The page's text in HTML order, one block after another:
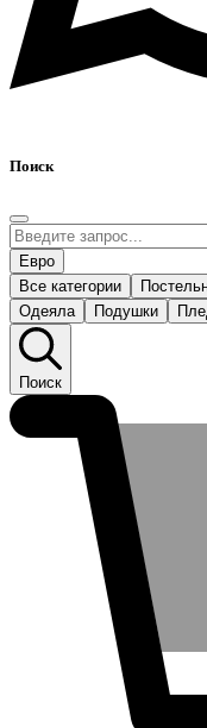
Поиск
Евро
Все категории
Одеяла
Подушки
Поиск